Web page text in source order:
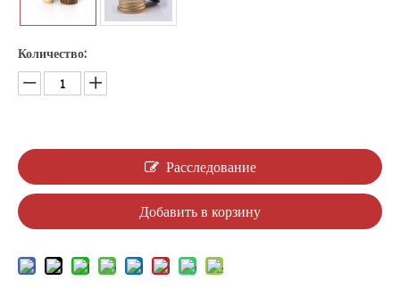
Количество:
Расследование
Добавить в корзину